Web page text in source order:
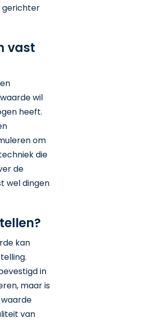
gerichter
vast
wil
heeft.
om
die
de
wel dingen
kan
in
maar is
van